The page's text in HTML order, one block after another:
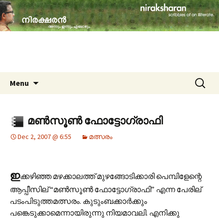
niraksharan (നിരക്ഷരൻ)
travelogues, book reviews, social issues,
cinema, memories & lot more…
Menu
Search
for:
മണ്‍സൂണ്‍ ഫോട്ടോഗ്രാഫി
Dec 2, 2007 @ 6:55 മത്സരം
ഇക്കഴിഞ്ഞ മഴക്കാലത്ത് മുഴങ്ങോടിക്കാരി പെമ്പിളേന്റെ
ആപ്പീസില് “മണ്‍സൂണ്‍ ഫോട്ടോഗ്രാഫി” എന്ന പേരില്
പടംപിടുത്തമത്സരം. കുടുംബക്കാര്‍ക്കും
പങ്കെടുക്കാമെന്നായിരുന്നു നിയമാവലി. എനിക്കു